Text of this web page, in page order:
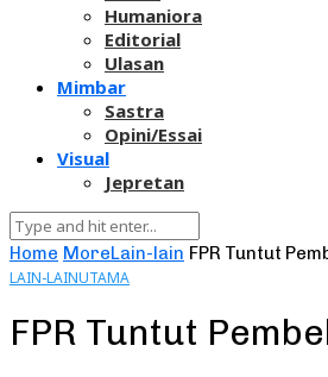
Humaniora
Editorial
Ulasan
Mimbar
Sastra
Opini/Essai
Visual
Jepretan
Home MoreLain-lain FPR Tuntut
LAIN-LAINUTAMA
FPR Tuntut